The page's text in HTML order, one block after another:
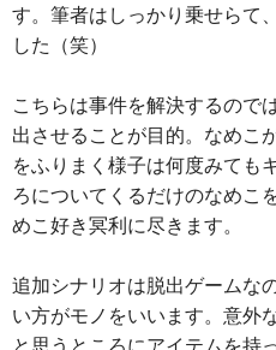
す。筆者はしっかり乗せらて
した（笑）
こちらは事件を解決するので
出させることが目的。なめこ
をふりまく様子は何度みても
ろについてくるだけのなめこ
めこ好き冥利に尽きます。
追加シナリオは脱出ゲームな
い方がモノをいいます。意外